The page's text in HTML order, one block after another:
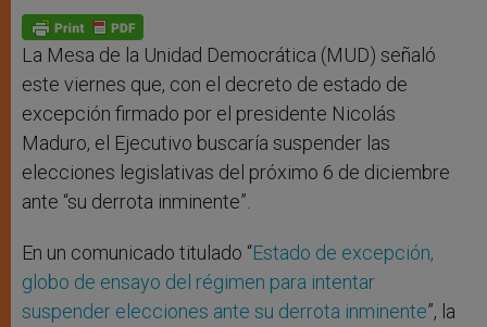
p
p
g
e
r
o
k
La Mesa de la Unidad Democrática (MUD) señaló
este viernes que, con el decreto de estado de
excepción firmado por el presidente Nicolás
Maduro, el Ejecutivo buscaría suspender las
elecciones legislativas del próximo 6 de diciembre
ante “su derrota inminente”.
En un comunicado titulado “Estado de excepción,
globo de ensayo del régimen para intentar
suspender elecciones ante su derrota inminente”, la